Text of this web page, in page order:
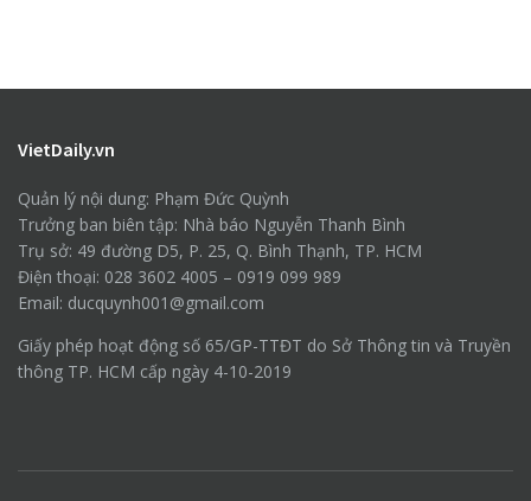
VietDaily.vn
Quản lý nội dung: Phạm Đức Quỳnh
Trưởng ban biên tập: Nhà báo Nguyễn Thanh Bình
Trụ sở: 49 đường D5, P. 25, Q. Bình Thạnh, TP. HCM
Điện thoại: 028 3602 4005 – 0919 099 989
Email: ducquynh001@gmail.com
Giấy phép hoạt động số 65/GP-TTĐT do Sở Thông tin và Truyền
thông TP. HCM cấp ngày 4-10-2019